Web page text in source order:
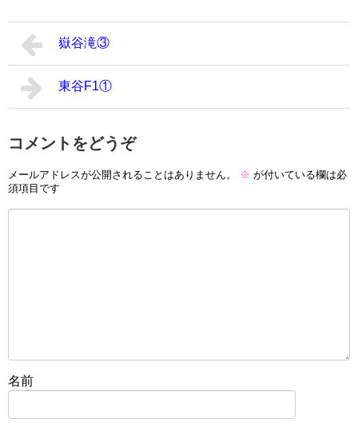
嶽谷滝③
東谷F1①
コメントをどうぞ
メールアドレスが公開されることはありません。 ※ が付いている欄は必
須項目です
名前